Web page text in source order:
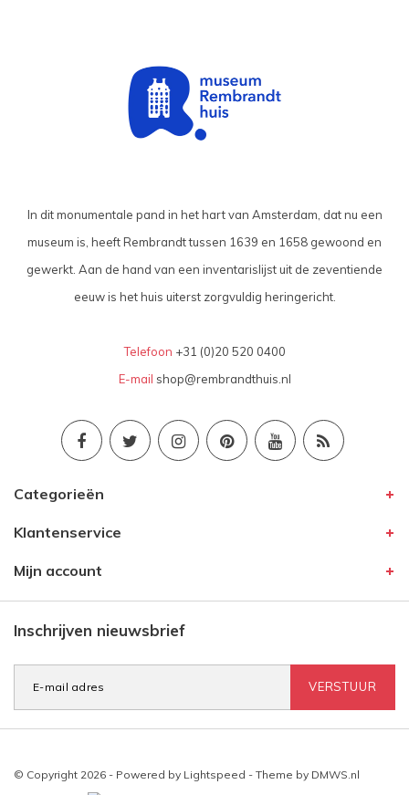
In dit monumentale pand in het hart van Amsterdam, dat nu een
museum is, heeft Rembrandt tussen 1639 en 1658 gewoond en
gewerkt. Aan de hand van een inventarislijst uit de zeventiende
eeuw is het huis uiterst zorgvuldig heringericht.
Telefoon +31 (0)20 520 0400
E-mail shop@rembrandthuis.nl
Categorieën
Klantenservice
Mijn account
Inschrijven nieuwsbrief
VERSTUUR
© Copyright 2026 - Powered by Lightspeed - Theme by DMWS.nl